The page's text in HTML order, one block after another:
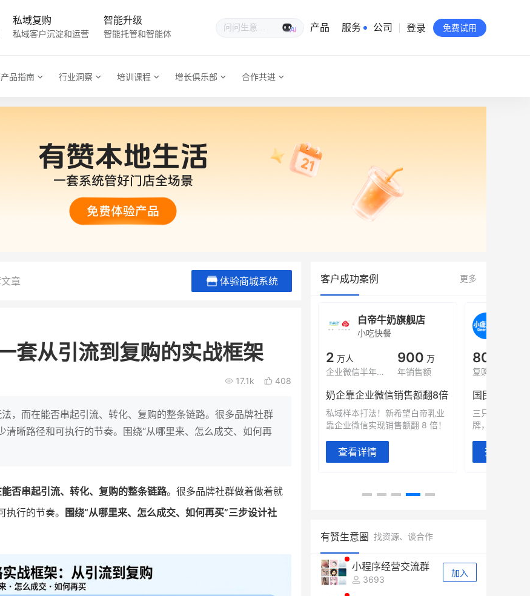
私域复购
私域客户沉淀和运营
智能升级
智能托管和智能体
生意专家
产品 服务 公司
有赞公益
站点地图
登录 免费试用
品指南 行业洞察 培训课程 增长俱乐部 合作共进
章 体验商城系统
套从引流到复购的实战框架
17.1k 408
，而在能否串起引流、转化、复购的整条链路。很多品牌社群
清晰路径和可执行的节奏。围绕“从哪里来、怎么成交、如何再
否串起引流、转化、复购的整条链路。很多品牌社群做着做着就
执行的节奏。
围绕“从哪里来、怎么成交、如何再买”三步设计社
客户成功案例 更多
局
200 万
200 %
这家女装连锁如何借有赞破局新
零售？
30 万
2000
IT精英回乡种地，撬动2000万生
意！
白帝牛奶旗舰店
小吃快餐
2 万人
企业微信半年拉新
900 万
年销售额
奶企靠企业微信销售额翻8倍
私域样本打法！新希望白帝乳业
靠企业微信实现销售额翻 8 倍！
查看详情
80%
复购率
国民品牌副
三只松鼠旗下
牌，22天便拿
查看详情
有赞生意圈 找资源、谈合作
小程序经营交流群
3693
加入